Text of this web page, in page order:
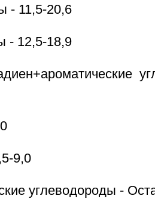
- 11,5-20,6
- 12,5-18,9
9,0
углеводороды -